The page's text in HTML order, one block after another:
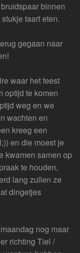
binnen
taart eten.
gegaan naar
waar het feest
optijd te komen
weg en we
wachten en
kreeg een
en die moest je
kwamen samen op
te houden,
lang zullen ze
dingetjes
nog maar
richting Tiel /